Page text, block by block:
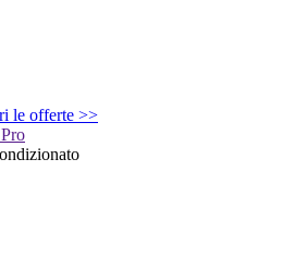
le offerte >>